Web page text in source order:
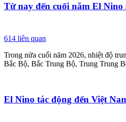
Từ nay đến cuối năm El Nino
614 liên quan
Trong nửa cuối năm 2026, nhiệt độ
Bắc Bộ, Bắc Trung Bộ, Trung Trung
El Nino tác động đến Việt